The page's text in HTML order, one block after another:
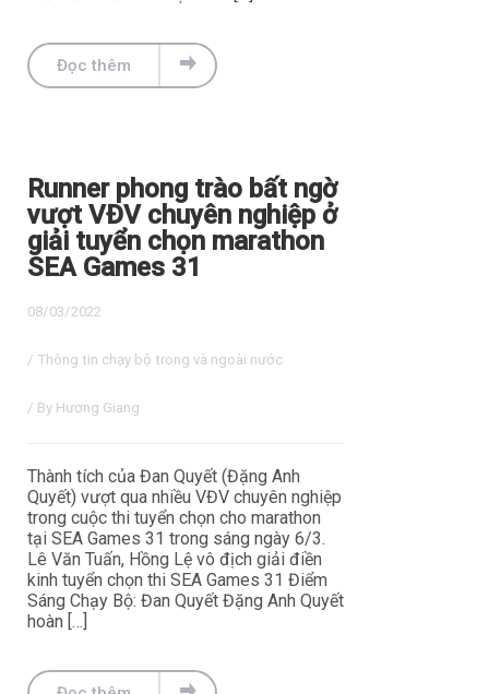
Đọc thêm
Runner phong trào bất ngờ
vượt VĐV chuyên nghiệp ở
giải tuyển chọn marathon
SEA Games 31
08/03/2022
/ Thông tin chạy bộ trong và ngoài nước
/ By Hương Giang
Thành tích của Đan Quyết (Đặng Anh
Quyết) vượt qua nhiều VĐV chuyên nghiệp
trong cuộc thi tuyển chọn cho marathon
tại SEA Games 31 trong sáng ngày 6/3.
Lê Văn Tuấn, Hồng Lệ vô địch giải điền
kinh tuyển chọn thi SEA Games 31 Điểm
Sáng Chạy Bộ: Đan Quyết Đặng Anh Quyết
hoàn […]